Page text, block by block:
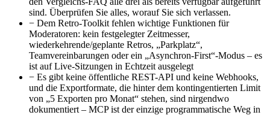
sind. Überprüfen Sie alles, worauf Sie sich verlassen.
− Dem Retro-Toolkit fehlen wichtige Funktionen für
Moderatoren: kein festgelegter Zeitmesser,
wiederkehrende/geplante Retros, „Parkplatz“,
Teamvereinbarungen oder ein „Asynchron-First“-Modus – es
ist auf Live-Sitzungen in Echtzeit ausgelegt
− Es gibt keine öffentliche REST-API und keine Webhooks,
und die Exportformate, die hinter dem kontingentierten Limit
von „5 Exporten pro Monat“ stehen, sind nirgendwo
dokumentiert – MCP ist der einzige programmatische Weg in